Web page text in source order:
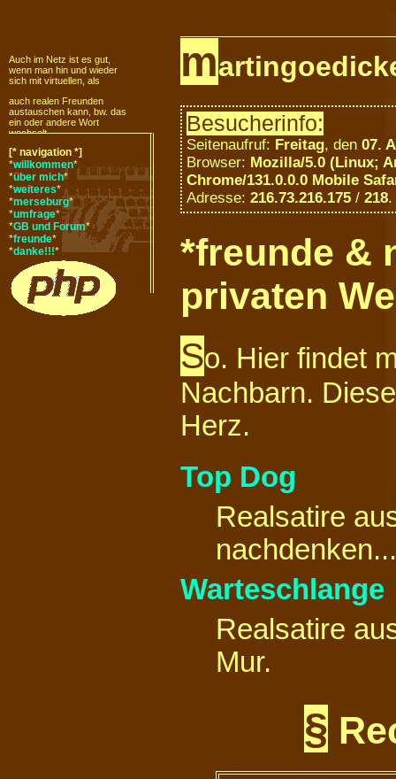
wenn man hin und wieder
sich mit virtuellen, als
austauschen kann, bw. das
ein oder andere Wort
wechselt.
Hier habe ich Links zu
Seiten, die es lohnt besucht
zu werden.
Diese Seiten sind alle samt
mit viel Liebe und Zeit erstellt
worden, haben viele
interessante Informationen
zu bieten und haben
unterschiedlichen
thematischen
Anspruch.
Alle samt, die hier verlinkt
worden, grüße ich recht
[* navigation *]
*willkommen*
*über mich*
*weiteres*
*merseburg*
*umfrage*
*GB und Forum*
*freunde*
*danke!!!*
m
Besucherinfo:
Seitenaufruf: Freitag, den 07.
Browser: Mozilla/5.0 (Linux;
Chrome/131.0.0.0 Mobile
Adresse: 216.73.216.175 / 218.
*freunde &
privaten
So. Hier findet
Nachbarn.
Herz.
Top Dog
Realsatire
Warteschlange
Realsatire
Mur.
§